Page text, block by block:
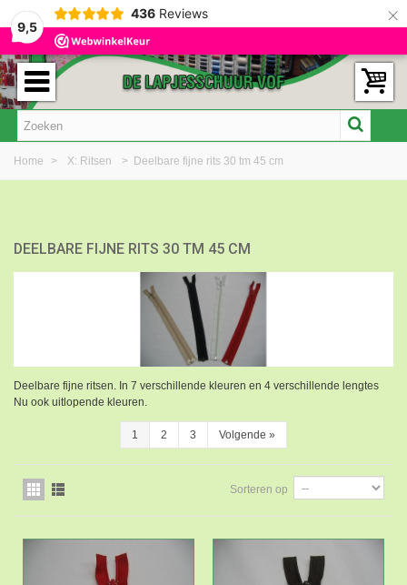
9,5
436 Reviews ×
Home > X: Ritsen > Deelbare fijne rits 30 tm 45 cm
DEELBARE FIJNE RITS 30 TM 45 CM
Deelbare fijne ritsen. In 7 verschillende kleuren en 4 verschillende lengtes
Nu ook uitlopende kleuren.
1 2 3 Volgende »
Sorteren op